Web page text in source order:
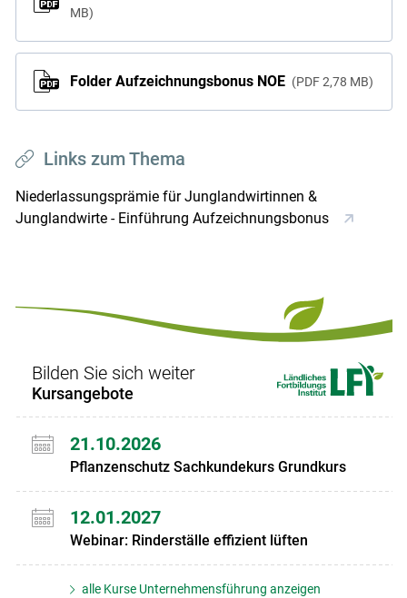
MB
Folder Aufzeichnungsbonus NOE PDF 2,78 MB
Links zum Thema
Niederlassungsprämie für Junglandwirtinnen &
Junglandwirte - Einführung Aufzeichnungsbonus
Bilden Sie sich weiter
Kursangebote
21.10.2026
Pflanzenschutz Sachkundekurs Grundkurs
12.01.2027
Webinar: Rinderställe effizient lüften
alle Kurse Unternehmensführung anzeigen